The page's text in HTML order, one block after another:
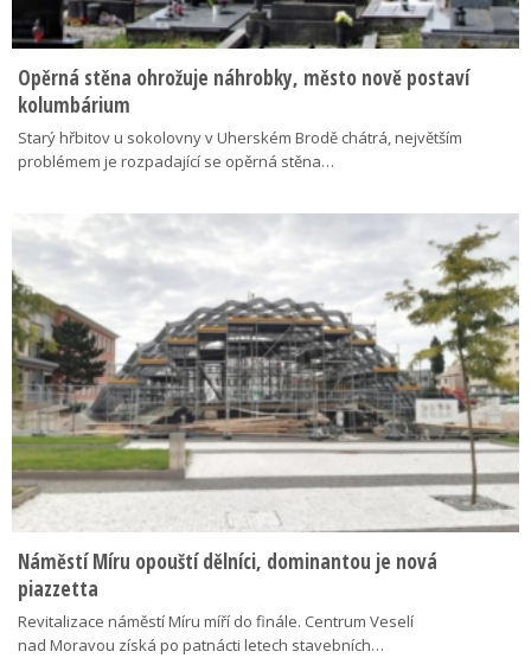
Opěrná stěna ohrožuje náhrobky, město nově postaví
kolumbárium
Starý hřbitov u sokolovny v Uherském Brodě chátrá, největším
problémem je rozpadající se opěrná stěna…
Náměstí Míru opouští dělníci, dominantou je nová
piazzetta
Revitalizace náměstí Míru míří do finále. Centrum Veselí
nad Moravou získá po patnácti letech stavebních…